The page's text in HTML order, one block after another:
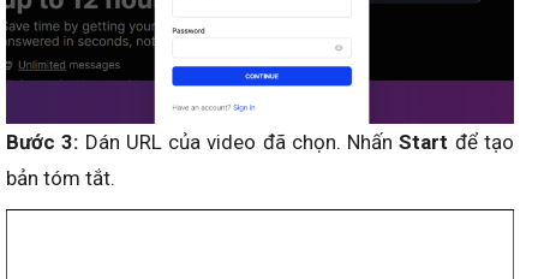
Bước 3: Dán URL của video đã chọn. NhấnStart để tạo
bản tóm tắt.